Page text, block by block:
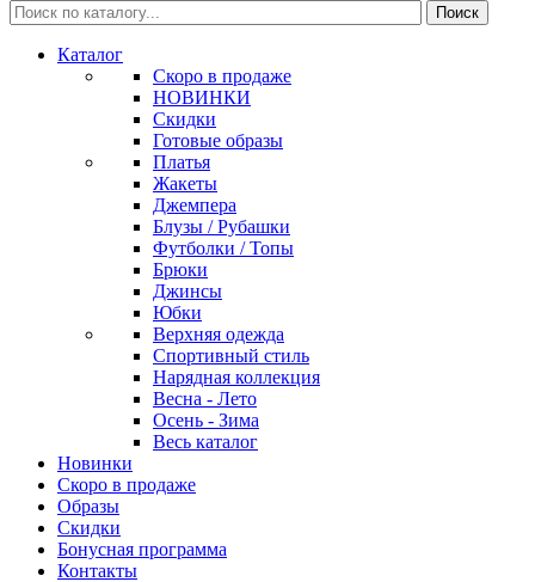
Каталог
Скоро в продаже
НОВИНКИ
Скидки
Готовые образы
Платья
Жакеты
Джемпера
Блузы / Рубашки
Футболки / Топы
Брюки
Джинсы
Юбки
Верхняя одежда
Спортивный стиль
Нарядная коллекция
Весна - Лето
Осень - Зима
Весь каталог
Новинки
Скоро в продаже
Образы
Скидки
Бонусная программа
Контакты